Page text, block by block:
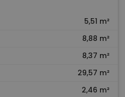
5,51 m²
8,88 m²
8,37 m²
29,57 m²
2,46 m²